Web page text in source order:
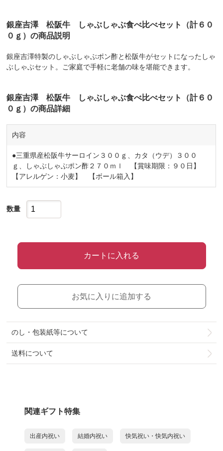
銀座吉澤 松阪牛 しゃぶしゃぶ食べ比べセット（計６０
０ｇ）の商品説明
銀座吉澤特製のしゃぶしゃぶポン酢と松阪牛がセットになったしゃ
ぶしゃぶセット。ご家庭で手軽に老舗の味を堪能できます。
銀座吉澤 松阪牛 しゃぶしゃぶ食べ比べセット（計６０
０ｇ）の商品詳細
内容
●三重県産松阪牛サーロイン３００ｇ、カタ（ウデ）３００
ｇ、しゃぶしゃぶポン酢２７０ｍｌ 【賞味期限：９０日】
【アレルゲン：小麦】 【ボール箱入】
数量
カートに入れる
お気に入りに追加する
のし・包装紙等について
送料について
関連ギフト特集
出産内祝い 結婚内祝い 快気祝い・快気内祝い